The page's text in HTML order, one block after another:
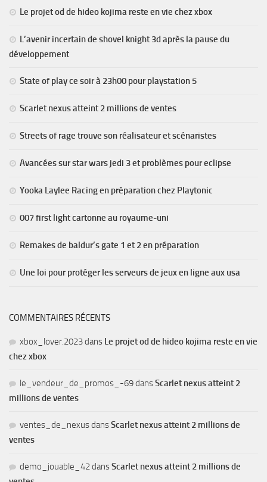
Le projet od de hideo kojima reste en vie chez xbox
L’avenir incertain de shovel knight 3d après la pause du
développement
State of play ce soir à 23h00 pour playstation 5
Scarlet nexus atteint 2 millions de ventes
Streets of rage trouve son réalisateur et scénaristes
Avancées sur star wars jedi 3 et problèmes pour eclipse
Yooka Laylee Racing en préparation chez Playtonic
007 first light cartonne au royaume-uni
Remakes de baldur’s gate 1 et 2 en préparation
Une loi pour protéger les serveurs de jeux en ligne aux usa
COMMENTAIRES RÉCENTS
xbox_lover.2023dans Le projet od de hideo kojima reste en vie
chez xbox
le_vendeur_de_promos_-69dansScarlet nexus atteint 2
millions de ventes
ventes_de_nexusdansScarlet nexus atteint 2 millions de
ventes
demo_jouable_42dansScarlet nexus atteint 2 millions de